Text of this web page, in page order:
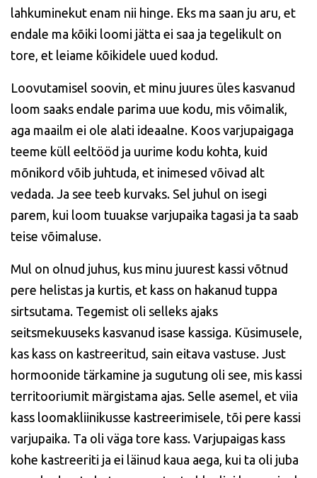
lahkuminekut enam nii hinge. Eks ma saan ju aru, et
endale ma kõiki loomi jätta ei saa ja tegelikult on
tore, et leiame kõikidele uued kodud.
Loovutamisel soovin, et minu juures üles kasvanud
loom saaks endale parima uue kodu, mis võimalik,
aga maailm ei ole alati ideaalne. Koos varjupaigaga
teeme küll eeltööd ja uurime kodu kohta, kuid
mõnikord võib juhtuda, et inimesed võivad alt
vedada. Ja see teeb kurvaks. Sel juhul on isegi
parem, kui loom tuuakse varjupaika tagasi ja ta saab
teise võimaluse.
Mul on olnud juhus, kus minu juurest kassi võtnud
pere helistas ja kurtis, et kass on hakanud tuppa
sirtsutama. Tegemist oli selleks ajaks
seitsmekuuseks kasvanud isase kassiga. Küsimusele,
kas kass on kastreeritud, sain eitava vastuse. Just
hormoonide tärkamine ja sugutung oli see, mis kassi
territooriumit märgistama ajas. Selle asemel, et viia
kass loomakliinikusse kastreerimisele, tõi pere kassi
varjupaika. Ta oli väga tore kass. Varjupaigas kass
kohe kastreeriti ja ei läinud kaua aega, kui ta oli juba